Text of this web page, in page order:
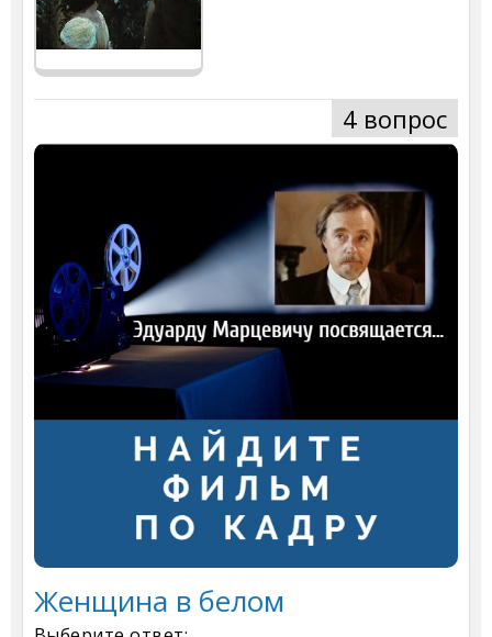
4 вопрос
Женщина в белом